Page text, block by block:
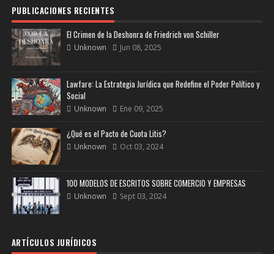
PUBLICACIONES RECIENTES
El Crimen de la Deshonra de Friedrich von Schiller
Unknown Jun 08, 2025
Lawfare: La Estrategia Jurídica que Redefine el Poder Político y
Social
Unknown Ene 09, 2025
¿Qué es el Pacto de Cuota Litis?
Unknown Oct 03, 2024
100 MODELOS DE ESCRITOS SOBRE COMERCIO Y EMPRESAS
Unknown Sept 03, 2024
ARTÍCULOS JURÍDICOS